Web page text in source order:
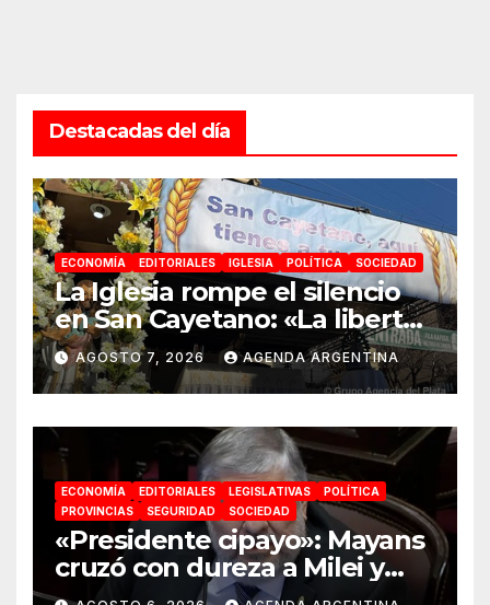
Destacadas del día
ECONOMÍA EDITORIALES IGLESIA POLÍTICA SOCIEDAD
La Iglesia rompe el silencio
en San Cayetano: «La libertad
económica no puede ser
absoluta»
AGOSTO 7, 2026 AGENDA ARGENTINA
ECONOMÍA EDITORIALES LEGISLATIVAS
POLÍTICA
PROVINCIAS
SEGURIDAD SOCIEDAD
«Presidente cipayo»: Mayans
cruzó con dureza a Milei y
advirtió sobre un juicio